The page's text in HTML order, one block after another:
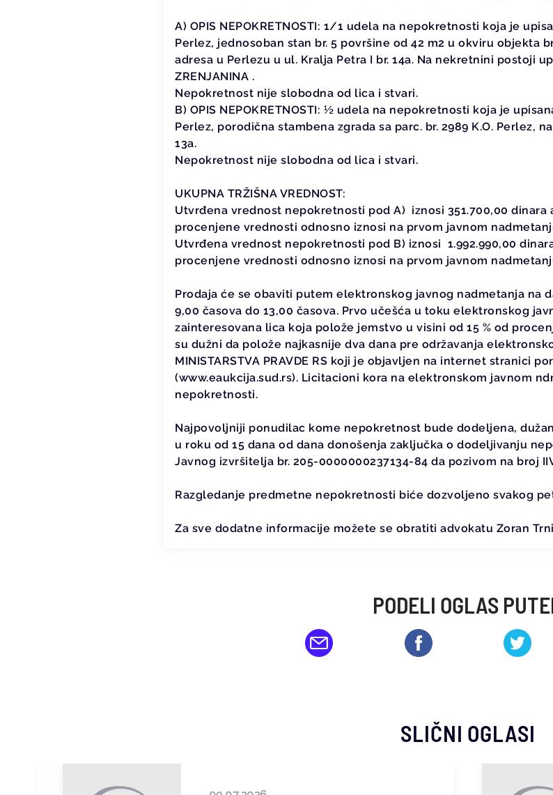
A) OPIS NEPOKRETNOSTI: 1/1 udela na nepokretnosti koja je
Perlez, jednosoban stan br. 5 površine od 42 m2 u okviru objekta
adresa u Perlezu u ul. Kralja Petra I br. 14a. Na nekretnini postoji
ZRENJANINA .
Nepokretnost nije slobodna od lica i stvari.
B) OPIS NEPOKRETNOSTI: ½ udela na nepokretnosti koja je
Perlez, porodična stambena zgrada sa parc. br. 2989 K.O. Perlez,
13a.
Nepokretnost nije slobodna od lica i stvari.
UKUPNA TRŽIŠNA VREDNOST:
Utvrđena vrednost nepokretnosti pod A) iznosi 351.700,00 dinara
procenjene vrednosti odnosno iznosi na prvom javnom
Utvrđena vrednost nepokretnosti pod B) iznosi 1.992.990,00
procenjene vrednosti odnosno iznosi na prvom javnom
Prodaja će se obaviti putem elektronskog javnog nadmetanja na
9,00 časova do 13,00 časova. Prvo učešća u toku elektronskog
zainteresovana lica koja polože jemstvo u visini od 15 % od
su dužni da polože najkasnije dva dana pre održavanja
MINISTARSTVA PRAVDE RS koji je objavljen na internet stranici
(www.eaukcija.sud.rs). Licitacioni kora na elektronskom javnom
nepokretnosti.
Najpovoljniji ponudilac kome nepokretnost bude dodeljena,
u roku od 15 dana od dana donošenja zaključka o dodeljivanju
Javnog izvršitelja br. 205-0000000237134-84 da pozivom na broj
Razgledanje predmetne nepokretnosti biće dozvoljeno svakog
Za sve dodatne informacije možete se obratiti advokatu Zoran
PODELI OGLAS
SLIČNI OGLASI